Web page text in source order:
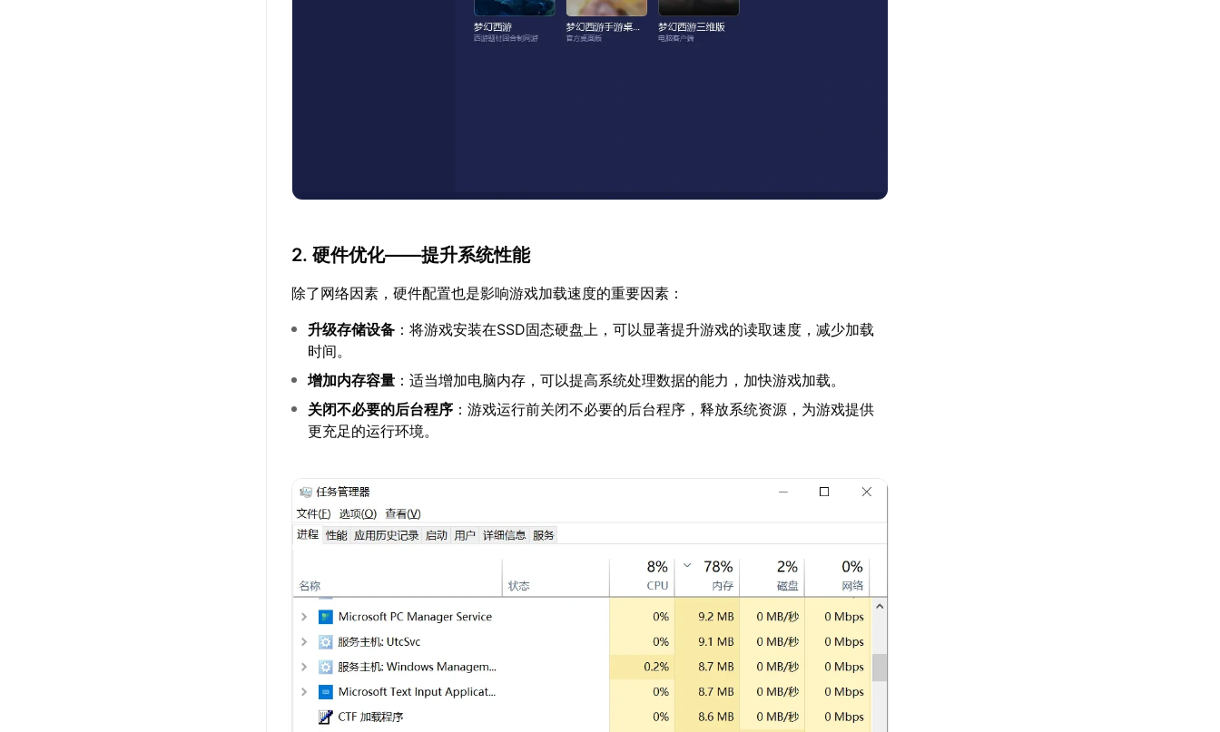
2. 硬件优化——提升系统性能
除了网络因素，硬件配置也是影响游戏加载速度的重要因素：
升级存储设备 ：将游戏安装在SSD固态硬盘上，可以显著提升游戏的读取速度，减少加载
时间。
增加内存容量 ：适当增加电脑内存，可以提高系统处理数据的能力，加快游戏加载。
关闭不必要的后台程序 ：游戏运行前关闭不必要的后台程序，释放系统资源，为游戏提供
更充足的运行环境。